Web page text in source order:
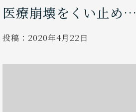
医療崩壊をくい止め…
投稿： 2020年4月22日